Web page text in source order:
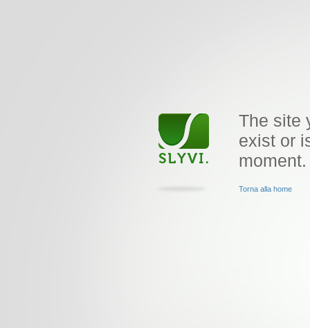
The site
exist or
moment.
Torna alla home